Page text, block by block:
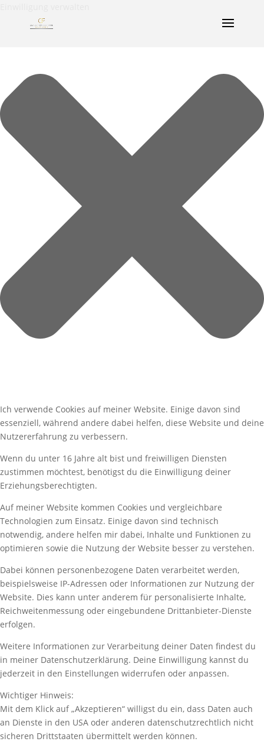
Ich verwende Cookies auf meiner Website. Einige davon sind
essenziell, während andere dabei helfen, diese Website und deine
Nutzererfahrung zu verbessern.
Wenn du unter 16 Jahre alt bist und freiwilligen Diensten
zustimmen möchtest, benötigst du die Einwilligung deiner
Erziehungsberechtigten.
Auf meiner Website kommen Cookies und vergleichbare
Technologien zum Einsatz. Einige davon sind technisch
notwendig, andere helfen mir dabei, Inhalte und Funktionen zu
optimieren sowie die Nutzung der Website besser zu verstehen.
Dabei können personenbezogene Daten verarbeitet werden,
beispielsweise IP-Adressen oder Informationen zur Nutzung der
Website. Dies kann unter anderem für personalisierte Inhalte,
Reichweitenmessung oder eingebundene Drittanbieter-Dienste
erfolgen.
Weitere Informationen zur Verarbeitung deiner Daten findest du
in meiner Datenschutzerklärung. Deine Einwilligung kannst du
jederzeit in den Einstellungen widerrufen oder anpassen.
Wichtiger Hinweis:
Mit dem Klick auf „Akzeptieren“ willigst du ein, dass Daten auch
an Dienste in den USA oder anderen datenschutzrechtlich nicht
sicheren Drittstaaten übermittelt werden können.